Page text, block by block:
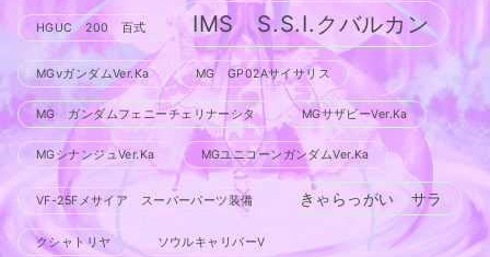
HGUC 200 百式 IMS S.S.I.クバルカン
MGνガンダムVer.Ka MG GP02Aサイサリス
MG ガンダムフェニーチェリナーシタ MGサザビーVer.Ka
MGシナンジュVer.Ka MGユニコーンガンダムVer.Ka
VF-25Fメサイア スーパーパーツ装備 きゃらっがい サラ
クシャトリヤ ソウルキャリバーV